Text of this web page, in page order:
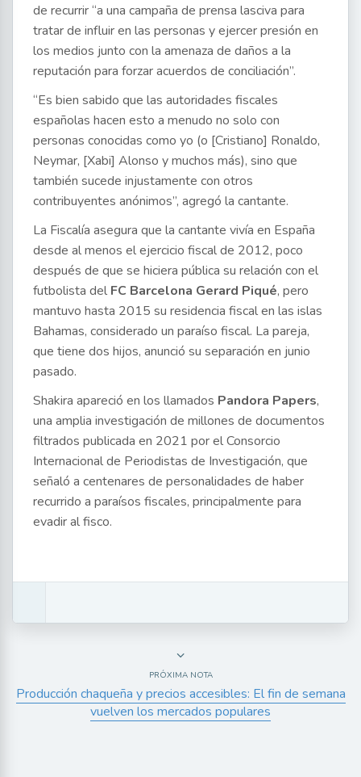
de recurrir “a una campaña de prensa lasciva para
tratar de influir en las personas y ejercer presión en
los medios junto con la amenaza de daños a la
reputación para forzar acuerdos de conciliación”.
“Es bien sabido que las autoridades fiscales
españolas hacen esto a menudo no solo con
personas conocidas como yo (o [Cristiano] Ronaldo,
Neymar, [Xabi] Alonso y muchos más), sino que
también sucede injustamente con otros
contribuyentes anónimos”, agregó la cantante.
La Fiscalía asegura que la cantante vivía en España
desde al menos el ejercicio fiscal de 2012, poco
después de que se hiciera pública su relación con el
futbolista del FC Barcelona Gerard Piqué, pero
mantuvo hasta 2015 su residencia fiscal en las islas
Bahamas, considerado un paraíso fiscal. La pareja,
que tiene dos hijos, anunció su separación en junio
pasado.
Shakira apareció en los llamados Pandora Papers,
una amplia investigación de millones de documentos
filtrados publicada en 2021 por el Consorcio
Internacional de Periodistas de Investigación, que
señaló a centenares de personalidades de haber
recurrido a paraísos fiscales, principalmente para
evadir al fisco.
PRÓXIMA NOTA
Producción chaqueña y precios accesibles: El fin de semana
vuelven los mercados populares